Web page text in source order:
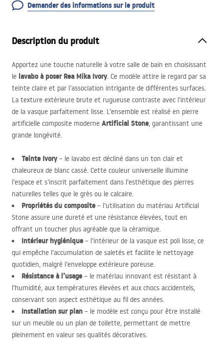
Demander des informations sur le produit
Description du produit
Apportez une touche naturelle à votre salle de bain en choisissant
le lavabo à poser Rea Mika Ivory. Ce modèle attire le regard par sa
teinte claire et par l’association intrigante de différentes surfaces.
La texture extérieure brute et rugueuse contraste avec l’intérieur
de la vasque parfaitement lisse. L’ensemble est réalisé en pierre
artificielle composite moderne Artificial Stone, garantissant une
grande longévité.
Teinte Ivory– le lavabo est décliné dans un ton clair et
chaleureux de blanc cassé. Cette couleur universelle illumine
l’espace et s’inscrit parfaitement dans l’esthétique des pierres
naturelles telles que le grès ou le calcaire.
Propriétés du composite – l’utilisation du matériau Artificial
Stone assure une dureté et une résistance élevées, tout en
offrant un toucher plus agréable que la céramique.
Intérieur hygiénique – l’intérieur de la vasque est poli lisse, ce
qui empêche l’accumulation de saletés et facilite le nettoyage
quotidien, malgré l’enveloppe extérieure poreuse.
Résistance à l’usage – le matériau innovant est résistant à
l’humidité, aux températures élevées et aux chocs accidentels,
conservant son aspect esthétique au fil des années.
Installation sur plan – le modèle est conçu pour être installé
sur un meuble ou un plan de toilette, permettant de mettre
pleinement en valeur ses qualités décoratives.